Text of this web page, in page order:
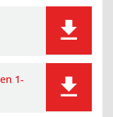
1-